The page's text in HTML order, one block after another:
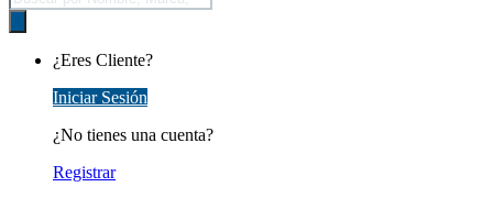
de
productos
¿Eres Cliente?
Iniciar Sesión
¿No tienes una cuenta?
Registrar